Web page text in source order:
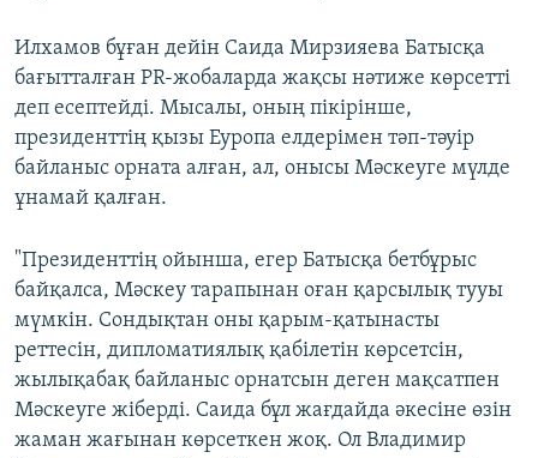
Илхамов бұған дейін Саида Мирзияева Батысқа
бағытталған PR-жобаларда жақсы нәтиже көрсетті
деп есептейді. Мысалы, оның пікірінше,
президенттің қызы Еуропа елдерімен тәп-тәуір
байланыс орната алған, ал, онысы Мәскеуге мүлде
ұнамай қалған.
"Президенттің ойынша, егер Батысқа бетбұрыс
байқалса, Мәскеу тарапынан оған қарсылық тууы
мүмкін. Сондықтан оны қарым-қатынасты
реттесін, дипломатиялық қабілетін көрсетсін,
жылықабақ байланыс орнатсын деген мақсатпен
Мәскеуге жіберді. Саида бұл жағдайда әкесіне өзін
жаман жағынан көрсеткен жоқ. Ол Владимир